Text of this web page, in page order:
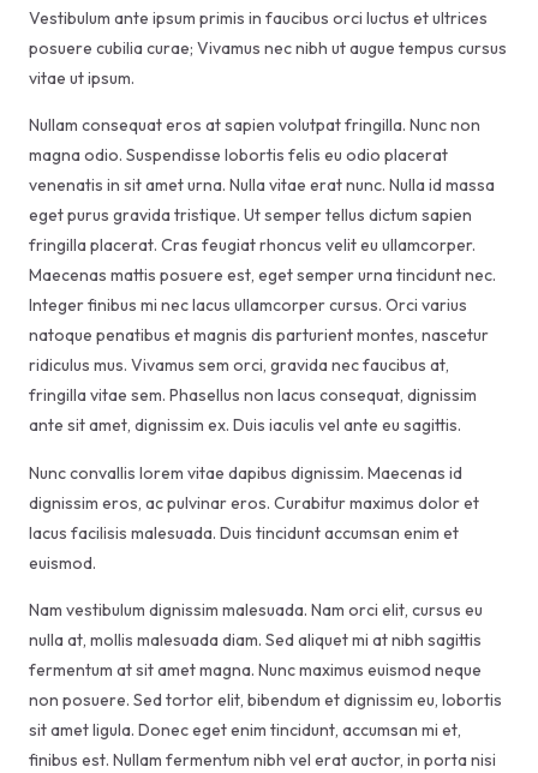
Vestibulum ante ipsum primis in faucibus orci luctus et ultrices
posuere cubilia curae; Vivamus nec nibh ut augue tempus cursus
vitae ut ipsum.
Nullam consequat eros at sapien volutpat fringilla. Nunc non
magna odio. Suspendisse lobortis felis eu odio placerat
venenatis in sit amet urna. Nulla vitae erat nunc. Nulla id massa
eget purus gravida tristique. Ut semper tellus dictum sapien
fringilla placerat. Cras feugiat rhoncus velit eu ullamcorper.
Maecenas mattis posuere est, eget semper urna tincidunt nec.
Integer finibus mi nec lacus ullamcorper cursus. Orci varius
natoque penatibus et magnis dis parturient montes, nascetur
ridiculus mus. Vivamus sem orci, gravida nec faucibus at,
fringilla vitae sem. Phasellus non lacus consequat, dignissim
ante sit amet, dignissim ex. Duis iaculis vel ante eu sagittis.
Nunc convallis lorem vitae dapibus dignissim. Maecenas id
dignissim eros, ac pulvinar eros. Curabitur maximus dolor et
lacus facilisis malesuada. Duis tincidunt accumsan enim et
euismod.
Nam vestibulum dignissim malesuada. Nam orci elit, cursus eu
nulla at, mollis malesuada diam. Sed aliquet mi at nibh sagittis
fermentum at sit amet magna. Nunc maximus euismod neque
non posuere. Sed tortor elit, bibendum et dignissim eu, lobortis
sit amet ligula. Donec eget enim tincidunt, accumsan mi et,
finibus est. Nullam fermentum nibh vel erat auctor, in porta nisi